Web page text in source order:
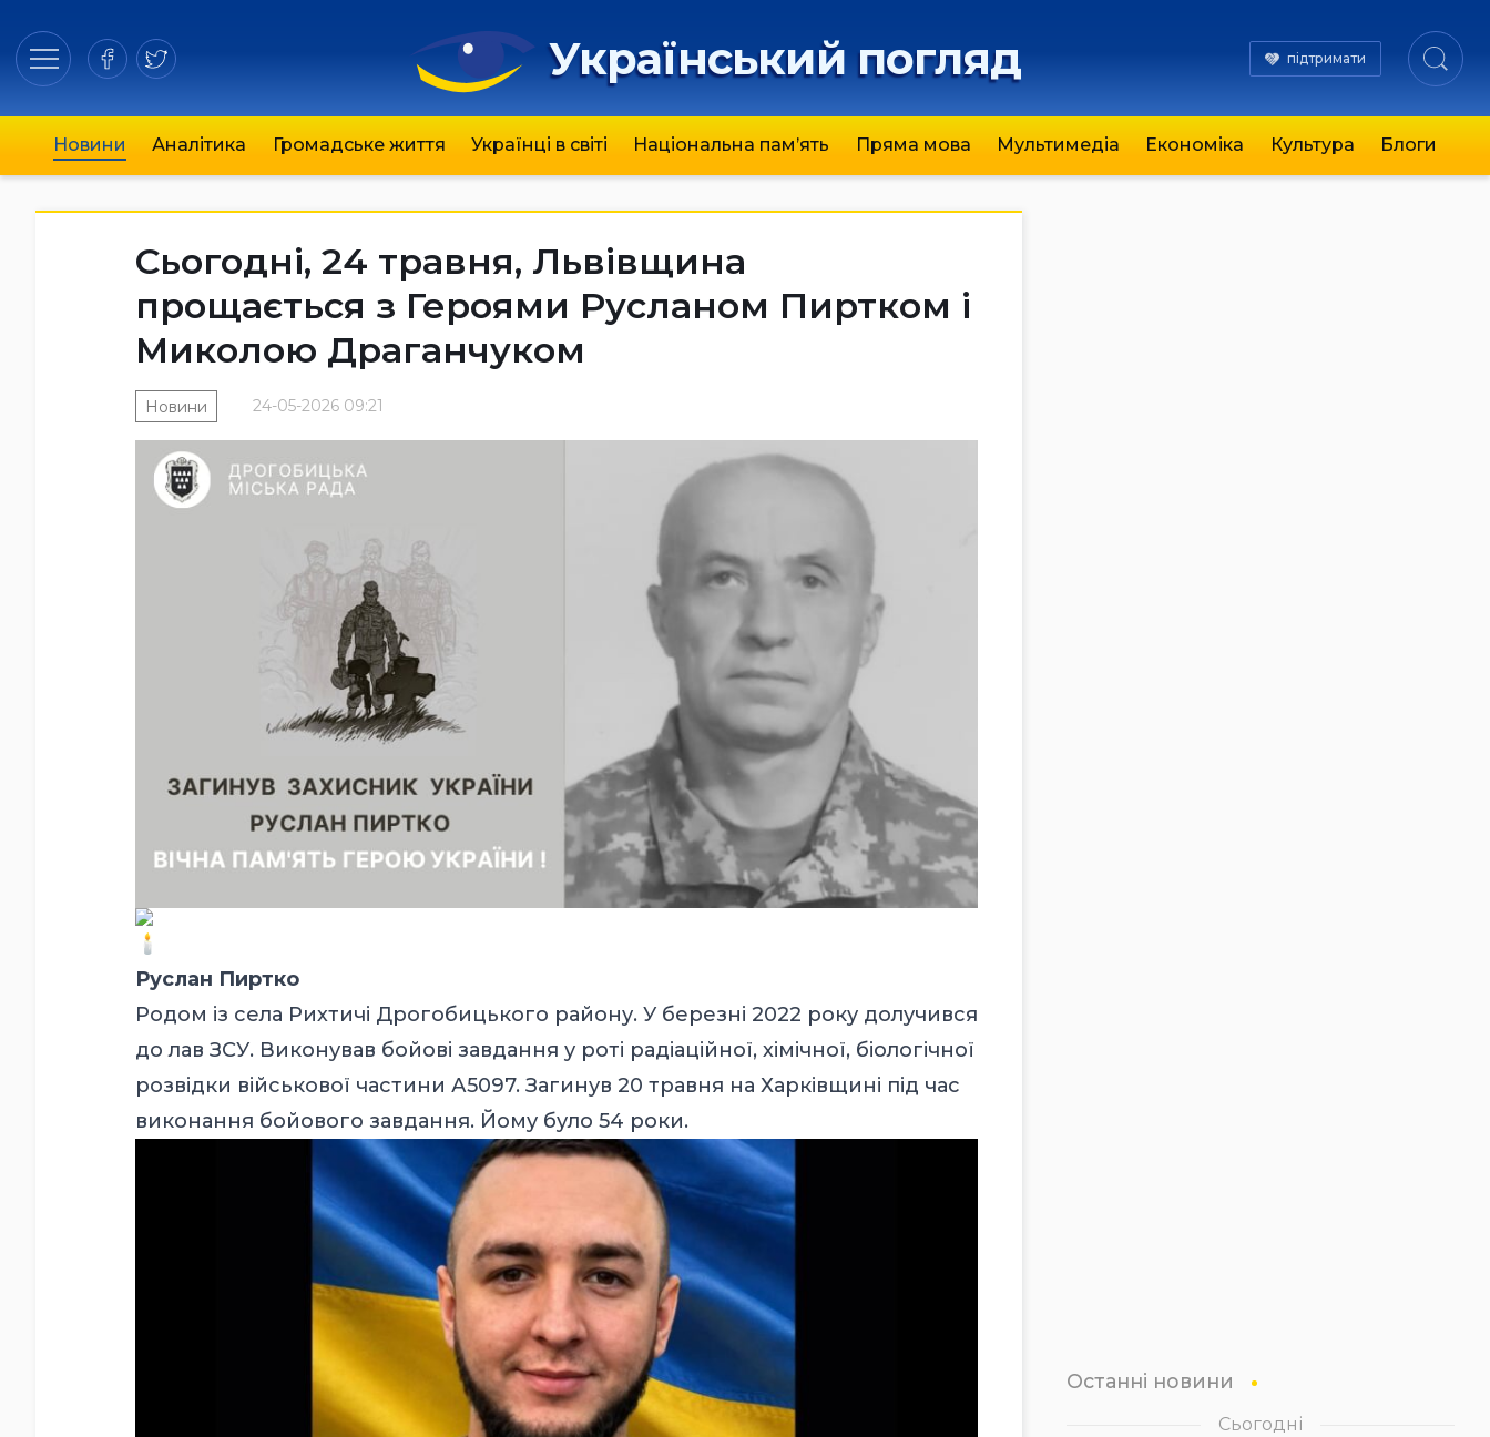
Український погляд підтримати
Новини Аналітика Громадське життя Українці в світі Національна пам’ять Пряма мова Мультимедіа Економіка Культура Блоги
Сьогодні, 24 травня, Львівщина
прощається з Героями Русланом Пиртком і
Миколою Драганчуком
24-05-2026 09:21
Новини
Руслан Пиртко
Родом із села Рихтичі Дрогобицького району. У березні 2022 року долучився
до лав ЗСУ. Виконував бойові завдання у роті радіаційної, хімічної, біологічної
розвідки військової частини А5097. Загинув 20 травня на Харківщині під час
виконання бойового завдання. Йому було 54 роки.
Останні новини
Сьогодні